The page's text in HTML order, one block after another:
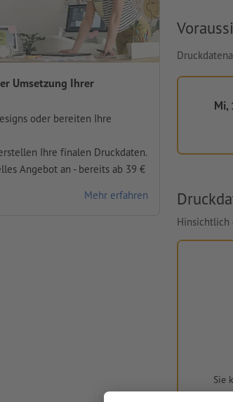
Umsetzung Ihrer
oder bereiten Ihre
Ihre finalen Druckdaten.
Angebot an - bereits ab 39 €
Mehr erfahren
Mi,
Hinsichtlich
Sie